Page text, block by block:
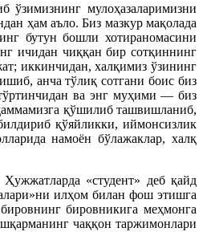
мулоҳазаларимизни
ҳам аъло. Биз мазкур мақолада
бутун бошли хотираномасини
ичидан чиққан бир сотқиннинг
иккинчидан, халқимиз ўзининг
анча тўлиқ сотгани боис биз
ва энг муҳими — биз
қўшилиб ташвишланиб,
қўяйликки, иймонсизлик
намоён бўлажаклар, халқ
«студент» деб қайд
илҳом билан фош этишга
бировникига меҳмонга
чаққон таржимонлари